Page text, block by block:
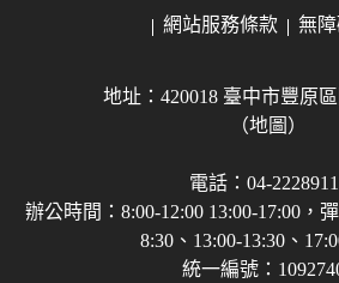
網站服務條款
無
地址：420018 臺中市豐原
（地圖）
電話：04-
辦公時間：8:00-12:00 13:00-17:00，
8:30、13:00-13:30、
統一編號：